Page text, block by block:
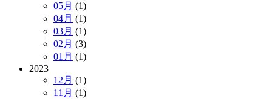
05月 (1)
04月 (1)
03月 (1)
02月 (3)
01月 (1)
2023
12月 (1)
11月 (1)